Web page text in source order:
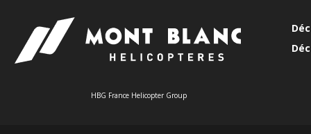
HBG France Helicopter Group